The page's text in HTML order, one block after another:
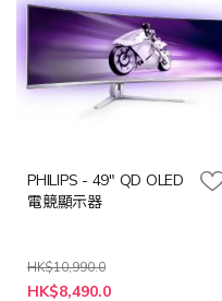
PHILIPS - 49" QD OLED
電競顯示器
HK$10,990.0
特
HK$8,490.0